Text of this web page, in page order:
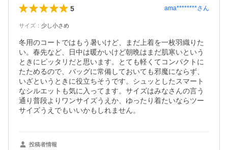
5 ama********さん
サイズ ： 少し小さめ
冬用のコートではもう暑いけど、まだ上着を一枚羽織りた
い。春先など、日中は暖かいけど朝晩はまだ肌寒いという
ときにピッタリだと思います。とても軽くてコンパクトに
たためるので、バッグに常備しておいても邪魔にならず、
いざというときに役立ちそうです。シュッとしたスマート
なシルエットも気に入ってます。サイズはみなさんの言う
通り普段よりワンサイズうえか、ゆったり着たいならツー
サイズうえでもいいかもしれません。
投稿者情報